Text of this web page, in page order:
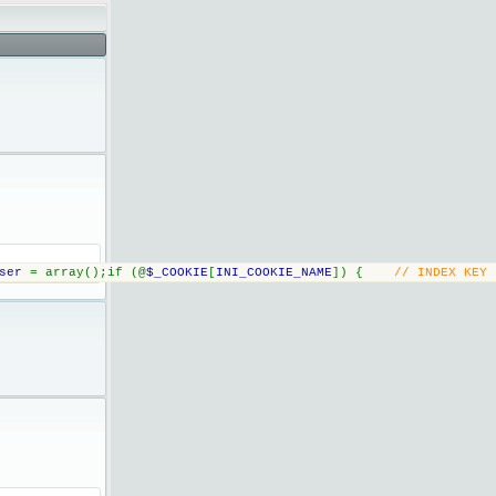
= array();if (@$_COOKIE [INI_COOKIE_NAME]) { // INDEX